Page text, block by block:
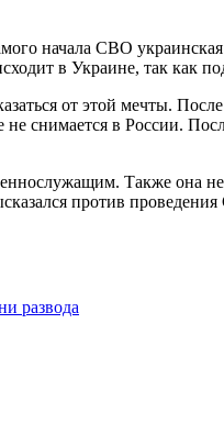
начала СВО украинская
в Украине, так как
от этой мечты.
снимается в России.
Также она
против
развода